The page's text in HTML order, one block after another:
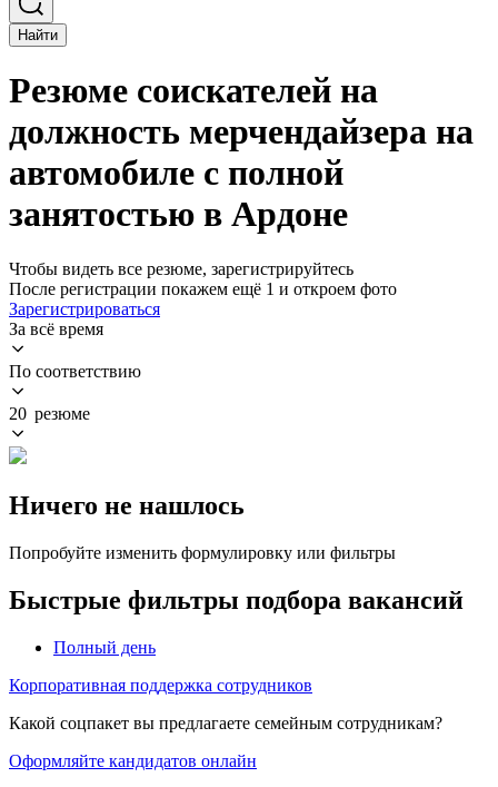
Найти
Резюме соискателей на
должность мерчендайзера на
автомобиле с полной
занятостью в Ардоне
Чтобы видеть все резюме, зарегистрируйтесь
После регистрации покажем ещё 1 и откроем фото
Зарегистрироваться
За всё время
По соответствию
20 резюме
Ничего не нашлось
Попробуйте изменить формулировку или фильтры
Быстрые фильтры подбора вакансий
Полный день
Корпоративная поддержка сотрудников
Какой соцпакет вы предлагаете семейным сотрудникам?
Оформляйте кандидатов онлайн